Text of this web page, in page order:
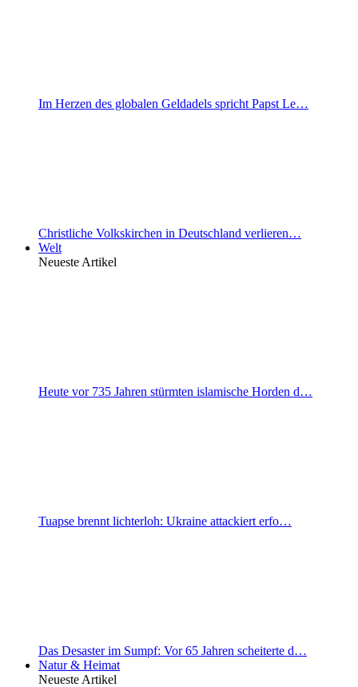
Im Herzen des globalen Geldadels spricht Papst Le…
Christliche Volkskirchen in Deutschland verlieren…
Welt
Neueste Artikel
Heute vor 735 Jahren stürmten islamische Horden d…
Tuapse brennt lichterloh: Ukraine attackiert erfo…
Das Desaster im Sumpf: Vor 65 Jahren scheiterte d…
Natur & Heimat
Neueste Artikel